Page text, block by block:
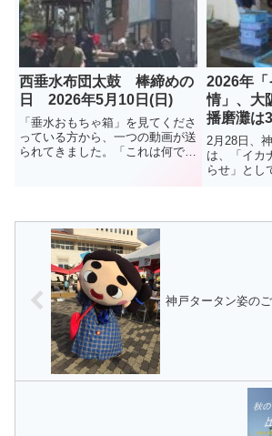
念だが、イオンモール神戸南...
日、女性2
西垂水布団太鼓 棒締めの
日 2026年5月10日(日)
「垂水おもちゃ箱」を見てくださ
っている方から、一つの動画が送
られてきました。「これは何でし
われたようです。秋祭りに向け
2026年「
情」、大
播磨灘は
2月28日、
は、「イカ
らせ」とし
神戸タータン姿の